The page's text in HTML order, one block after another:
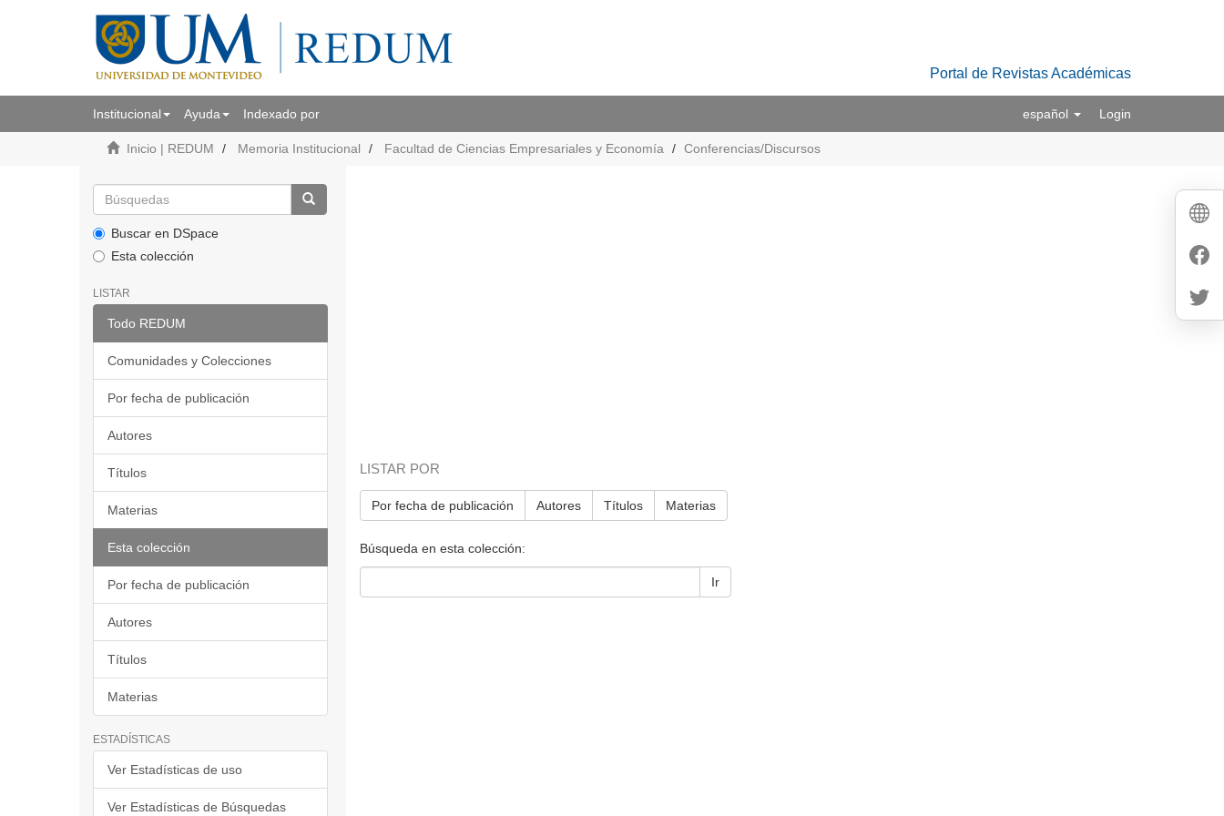
Portal de Revistas Académicas
Institucional Ayuda Indexado por español Login
Inicio | REDUM Memoria Institucional Facultad de Ciencias Empresariales y Economía Conferencias/Discursos
Buscar en DSpace
Esta colección
LISTAR
Todo REDUM
Comunidades y Colecciones
Por fecha de publicación
Autores
Títulos
Materias
Esta colección
Por fecha de publicación
Autores
Títulos
Materias
ESTADÍSTICAS
Ver Estadísticas de uso
Ver Estadísticas de Búsquedas
LISTAR POR
Por fecha de publicación Autores Títulos Materias
Búsqueda en esta colección:
Ir